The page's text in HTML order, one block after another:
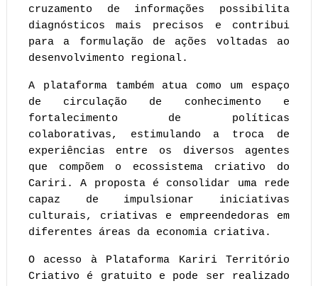
cruzamento de informações possibilita
diagnósticos mais precisos e contribui
para a formulação de ações voltadas ao
desenvolvimento regional.
A plataforma também atua como um espaço
de circulação de conhecimento e
fortalecimento de políticas
colaborativas, estimulando a troca de
experiências entre os diversos agentes
que compõem o ecossistema criativo do
Cariri. A proposta é consolidar uma rede
capaz de impulsionar iniciativas
culturais, criativas e empreendedoras em
diferentes áreas da economia criativa.
O acesso à Plataforma Kariri Território
Criativo é gratuito e pode ser realizado